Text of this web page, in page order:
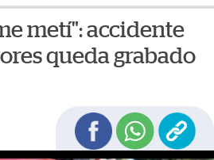
metí": accidente
queda grabado